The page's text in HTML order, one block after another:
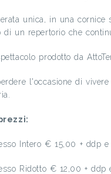
unica, in una cornice
di un repertorio che
prodotto da
l'occasione di
Intero € 15,00 + ddp e
Ridotto € 12,00 + ddp